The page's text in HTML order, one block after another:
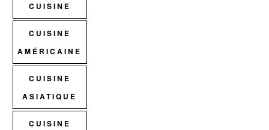
CUISINE
CUISINE
AMÉRICAINE
CUISINE
ASIATIQUE
CUISINE